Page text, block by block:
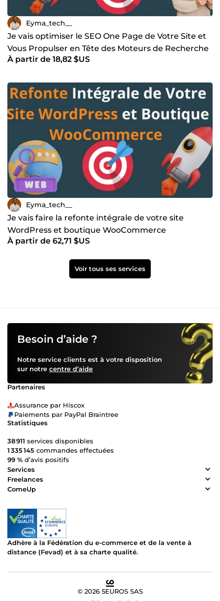
Eyma_tech__
Je vais optimiser le SEO One Page de Votre Site et
Vous Propulser en Tête des Moteurs de Recherche
À partir de 18,82 $US
Eyma_tech__
Je vais faire la refonte intégrale de votre site
WordPress et boutique WooCommerce
À partir de 62,71 $US
Voir tous ses services
Besoin d’aide ?
Notre service clients est à votre disposition
sur notre centre d’aide
Partenaires
Assurance par Hiscox
Paiements par PayPal Braintree
Statistiques
38 911 services disponibles
1 335 145 commandes effectuées
99 % d’avis positifs
Services
Freelances
ComeUp
Adhère à la Fédération du e-commerce et de la vente à
distance (Fevad) et à sa charte qualité.
© 2026 5EUROS SAS